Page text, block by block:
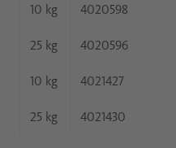
10 kg 4020598
25 kg 4020596
10 kg 4021427
25 kg 4021430